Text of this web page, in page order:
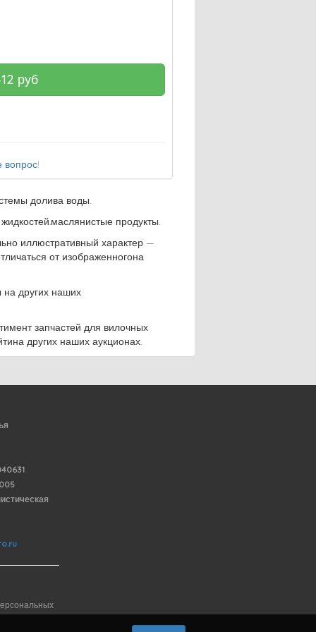
руб
вопрос!
долива воды.
продукты.
иллюстративный характер —
от изображенногона
на других наших
запчастей для вилочных
других наших аукционах.